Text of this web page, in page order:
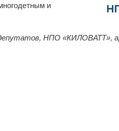
и
НПО «КИЛОВАТТ»,